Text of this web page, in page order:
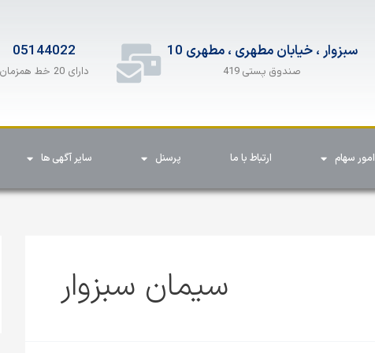
سبزوار ، خیابان مطهری ، مطهری 10
صندوق پستی 419
05144022
دارای 20 خط همزمان
امور سهام ارتباط با ما پرسنل سایر آگهی ها
سیمان سبزوار